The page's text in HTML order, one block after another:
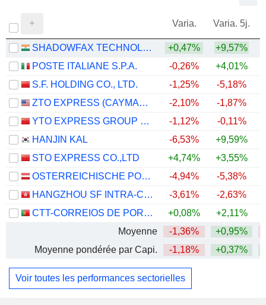
Varia. Varia. 5j.
SHADOWFAX TECHNOLOGIES LIMITED +0,47%
+9,57%
POSTE ITALIANE S.P.A.
-0,26% +4,01%
S.F. HOLDING CO., LTD.
-1,25% -5,18%
ZTO EXPRESS (CAYMAN) INC.
-2,10% -1,87%
YTO EXPRESS GROUP CO.,LTD.
-1,12% -0,11%
HANJIN KAL
-6,53% +9,59%
STO EXPRESS CO.,LTD
+4,74% +3,55%
OSTERREICHISCHE POST AG
-4,94% -5,38%
HANGZHOU SF INTRA-CITY INDUSTRIAL CO., LTD.
-3,61% -2,63%
CTT-CORREIOS DE PORTUGAL, S.A.
+0,08% +2,11%
Moyenne
-1,36% +0,95%
Moyenne pondérée par Capi.
-1,18% +0,37%
Voir toutes les performances sectorielles